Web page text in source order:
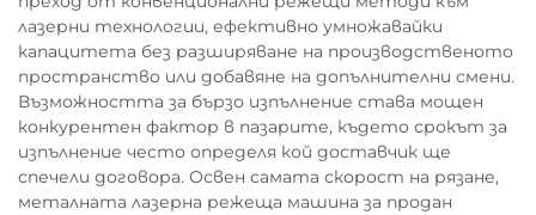
лазерни технологии, ефективно умножавайки
капацитета без разширяване на производственото
пространство или добавяне на допълнителни смени.
Възможността за бързо изпълнение става мощен
конкурентен фактор в пазарите, където срокът за
изпълнение често определя кой доставчик ще
спечели договора. Освен самата скорост на рязане,
металната лазерна режеща машина за продан